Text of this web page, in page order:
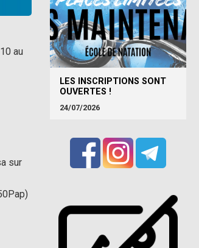
au
sur
LES INSCRIPTIONS SONT
OUVERTES !
24/07/2026